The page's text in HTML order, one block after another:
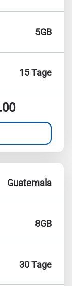
5GB
15 Tage
Guatemala
8GB
30 Tage